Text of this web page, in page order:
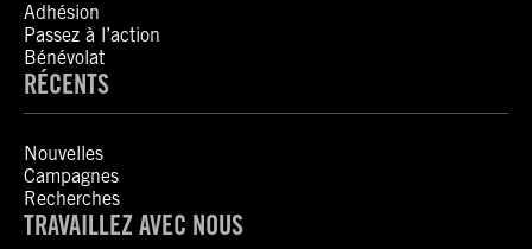
Adhésion
Passez à l’action
Bénévolat
RÉCENTS
Nouvelles
Campagnes
Recherches
TRAVAILLEZ AVEC NOUS